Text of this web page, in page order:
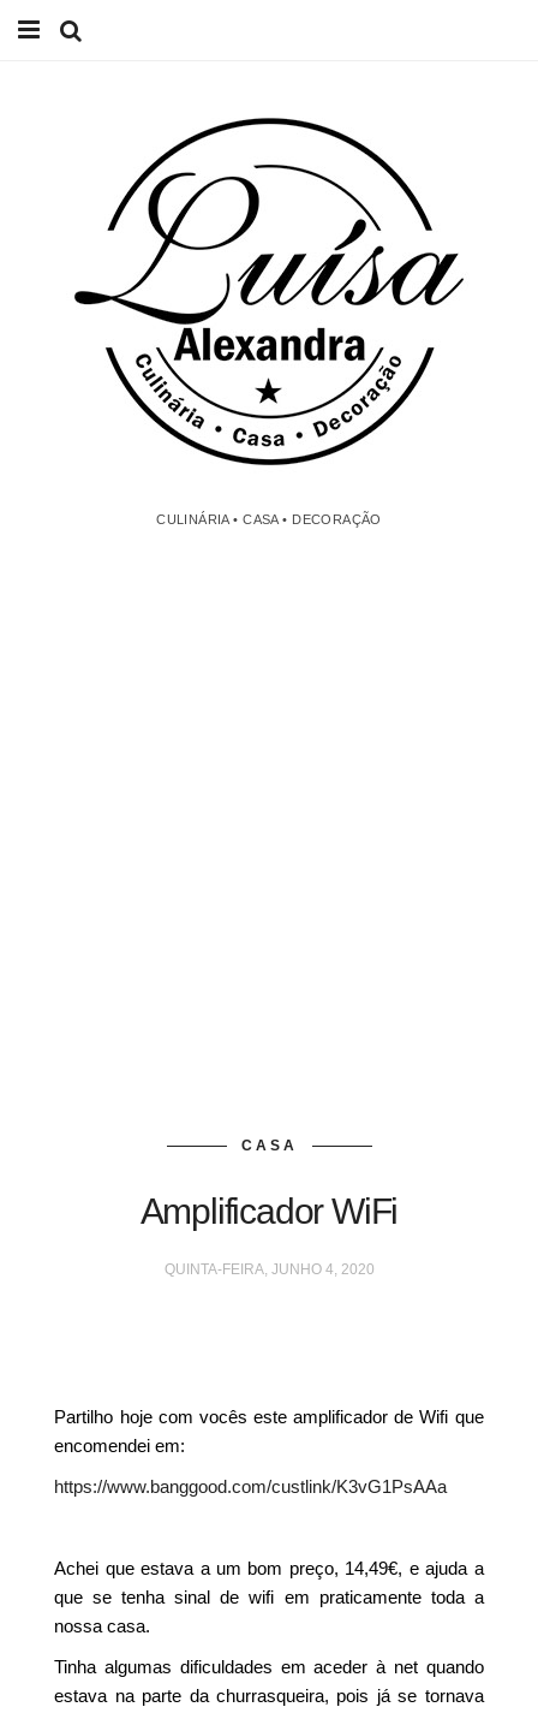
CULINÁRIA • CASA • DECORAÇÃO
CASA
Amplificador WiFi
QUINTA-FEIRA, JUNHO 4, 2020
Partilho hoje com vocês este amplificador de Wifi que
encomendei em:
https://www.banggood.com/custlink/K3vG1PsAAa
Achei que estava a um bom preço, 14,49€, e ajuda a
que se tenha sinal de wifi em praticamente toda a
nossa casa.
Tinha algumas dificuldades em aceder à net quando
estava na parte da churrasqueira, pois já se tornava